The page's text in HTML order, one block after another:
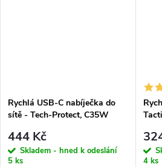
Rychlá USB-C nabíječka do
sítě - Tech-Protect, C35W
444 Kč
Skladem - hned k odeslání
5 ks
4 ks